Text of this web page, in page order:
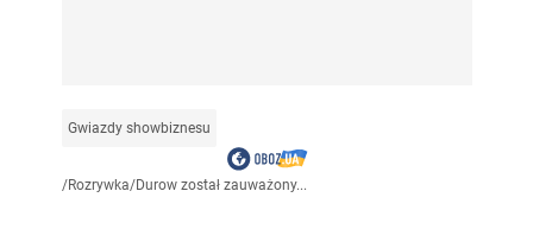
Gwiazdy showbiznesu
/Rozrywka/Durow został zauważony...